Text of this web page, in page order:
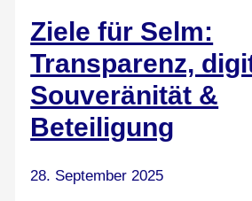
Ziele für Selm:
Transparenz,
Souveränität &
Beteiligung
28. September 2025